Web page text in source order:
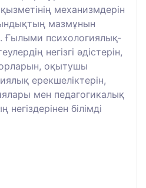
механизмдерін
мазмұнын
Ғылыми психологиялық-
негізгі әдістерін,
оқытушы
ерекшеліктерін,
мен педагогикалық
білімді